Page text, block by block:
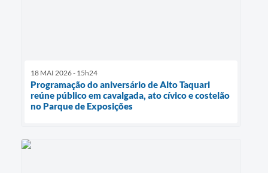
18 MAI 2026 - 15h24
Programação do aniversário de Alto Taquari
reúne público em cavalgada, ato cívico e costelão
no Parque de Exposições